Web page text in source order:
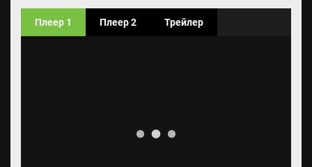
Плеер 1 Плеер 2 Трейлер